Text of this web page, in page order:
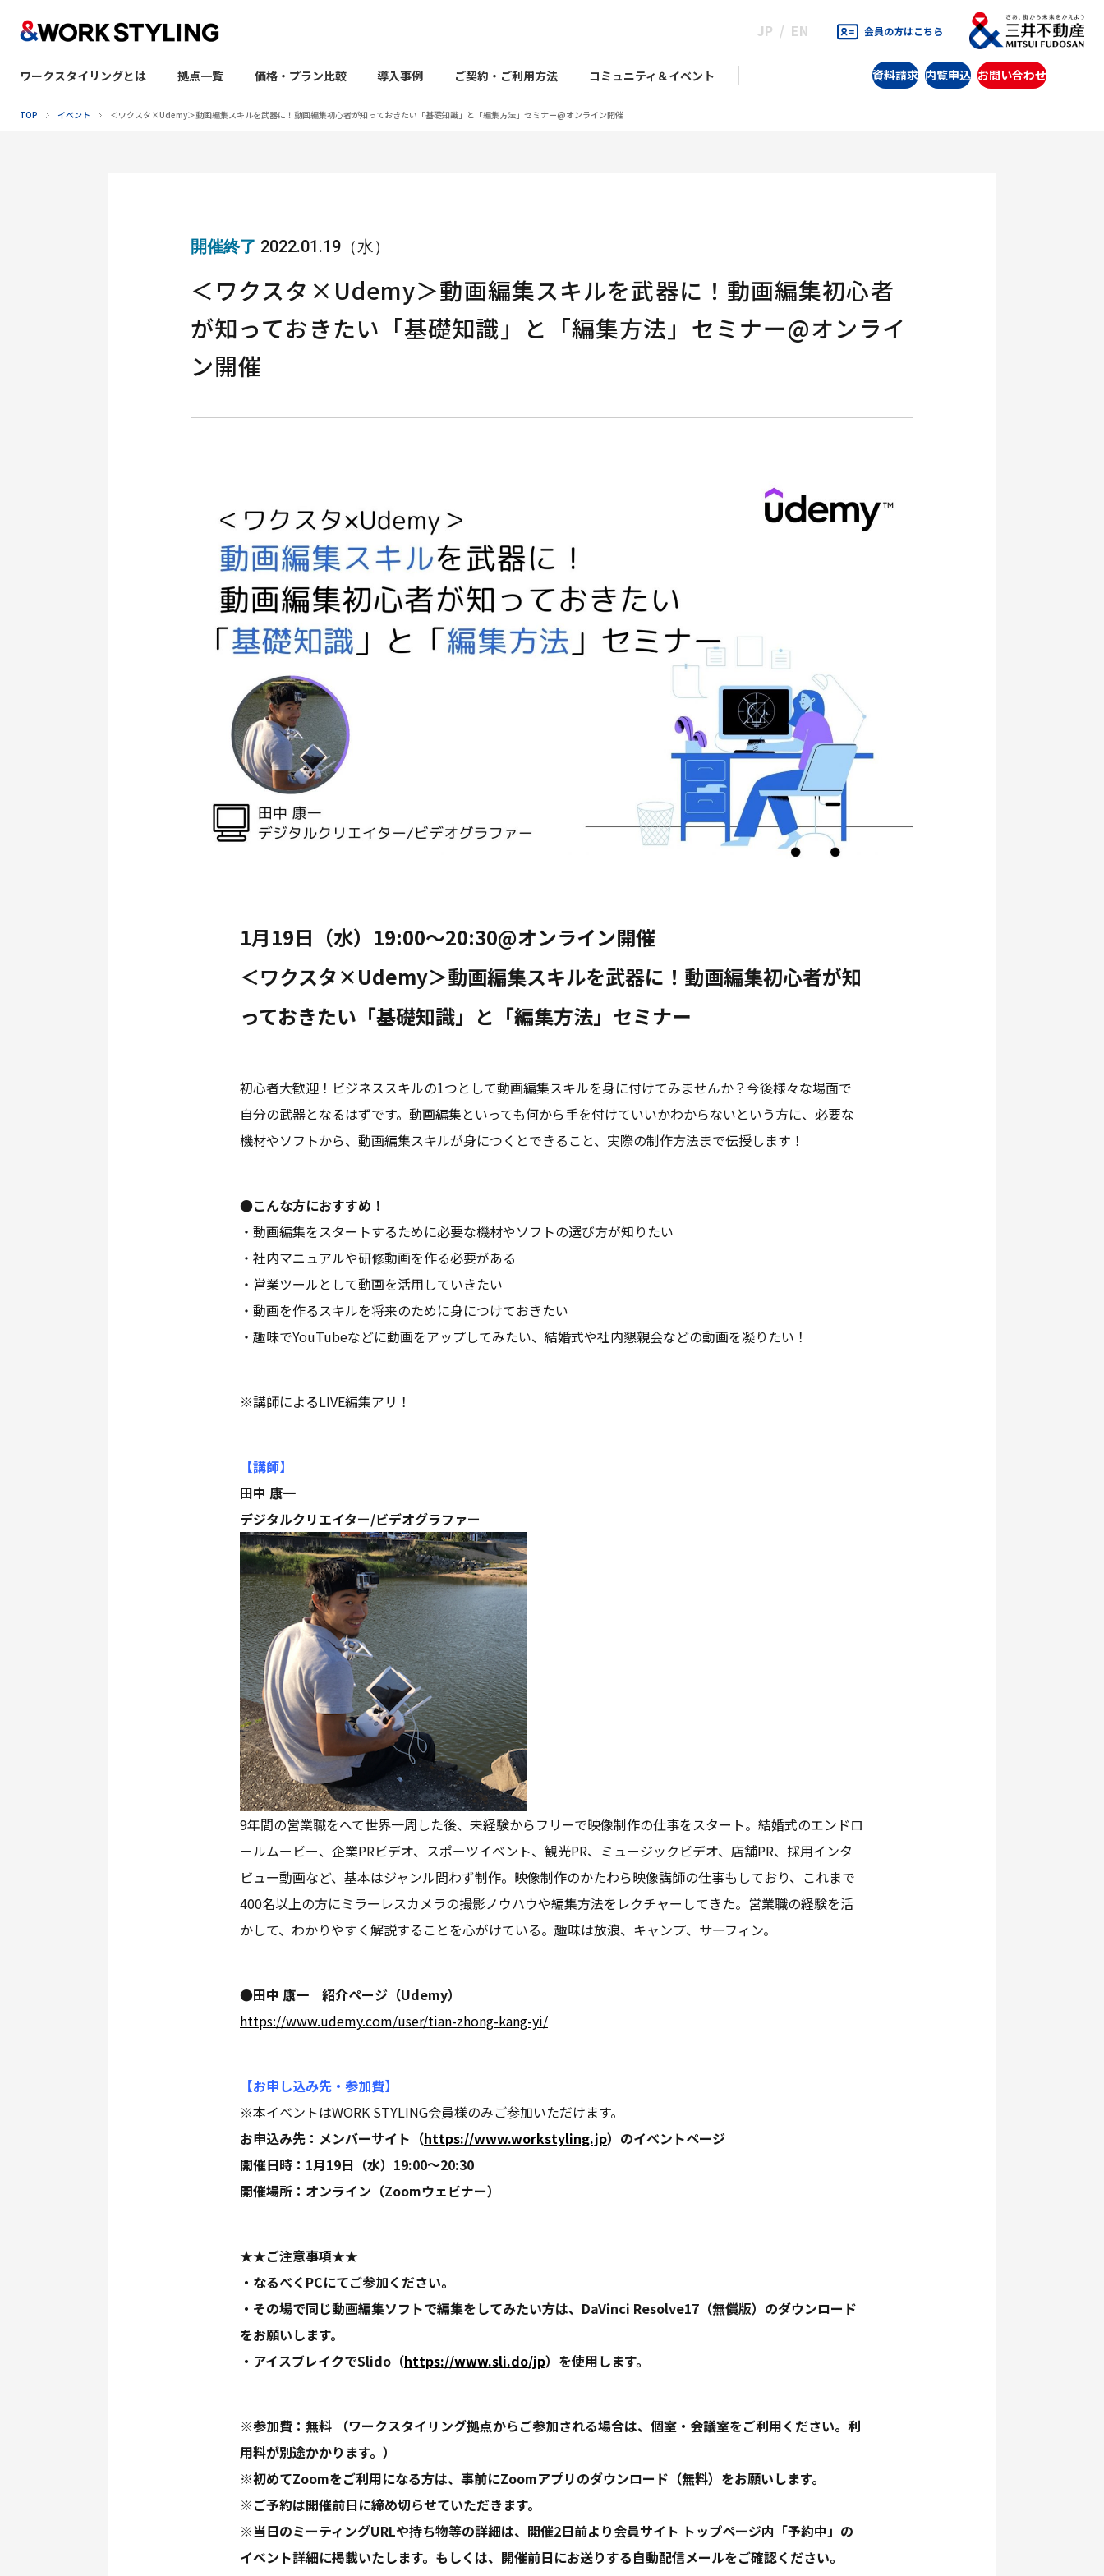
JP EN 会員の方はこちら
ワークスタイリングとは 拠点一覧 価格・プラン比較 導入事例 ご契約・ご利用方法 コミュニティ＆イベント 資料請求 内覧申込 お問い合わせ
TOP イベント ＜ワクスタ×Udemy＞動画編集スキルを武器に！動画編集初心者が知っておきたい「基礎知識」と「編集方法」セミナー@オンライン開催
開催終了 2022.01.19（水）
＜ワクスタ×Udemy＞動画編集スキルを武器に！動画編集初心者
が知っておきたい「基礎知識」と「編集方法」セミナー@オンライ
ン開催
1月19日（水）19:00～20:30@オンライン開催
＜ワクスタ×Udemy＞動画編集スキルを武器に！動画編集初心者が知
っておきたい「基礎知識」と「編集方法」セミナー
初心者大歓迎！ビジネススキルの1つとして動画編集スキルを身に付けてみませんか？今後様々な場面で
自分の武器となるはずです。動画編集といっても何から手を付けていいかわからないという方に、必要な
機材やソフトから、動画編集スキルが身につくとできること、実際の制作方法まで伝授します！
●こんな方におすすめ！
・動画編集をスタートするために必要な機材やソフトの選び方が知りたい
・社内マニュアルや研修動画を作る必要がある
・営業ツールとして動画を活用していきたい
・動画を作るスキルを将来のために身につけておきたい
・趣味でYouTubeなどに動画をアップしてみたい、結婚式や社内懇親会などの動画を凝りたい！
※講師によるLIVE編集アリ！
【講師】
田中 康一
デジタルクリエイター/ビデオグラファー
9年間の営業職をへて世界一周した後、未経験からフリーで映像制作の仕事をスタート。結婚式のエンドロ
ールムービー、企業PRビデオ、スポーツイベント、観光PR、ミュージックビデオ、店舗PR、採用インタ
ビュー動画など、基本はジャンル問わず制作。映像制作のかたわら映像講師の仕事もしており、これまで
400名以上の方にミラーレスカメラの撮影ノウハウや編集方法をレクチャーしてきた。営業職の経験を活
かして、わかりやすく解説することを心がけている。趣味は放浪、キャンプ、サーフィン。
●田中 康一 紹介ページ（Udemy）
https://www.udemy.com/user/tian-zhong-kang-yi/
【お申し込み先・参加費】
※本イベントはWORK STYLING会員様のみご参加いただけます。
お申込み先：メンバーサイト（https://www.workstyling.jp）のイベントページ
開催日時：1月19日（水）19:00～20:30
開催場所：オンライン（Zoomウェビナー）
★★ご注意事項★★
・なるべくPCにてご参加ください。
・その場で同じ動画編集ソフトで編集をしてみたい方は、DaVinci Resolve17（無償版）のダウンロード
をお願いします。
・アイスブレイクでSlido（https://www.sli.do/jp）を使用します。
※参加費：無料 （ワークスタイリング拠点からご参加される場合は、個室・会議室をご利用ください。利
用料が別途かかります。）
※初めてZoomをご利用になる方は、事前にZoomアプリのダウンロード（無料）をお願いします。
※ご予約は開催前日に締め切らせていただきます。
※当日のミーティングURLや持ち物等の詳細は、開催2日前より会員サイト トップページ内「予約中」の
イベント詳細に掲載いたします。もしくは、開催前日にお送りする自動配信メールをご確認ください。